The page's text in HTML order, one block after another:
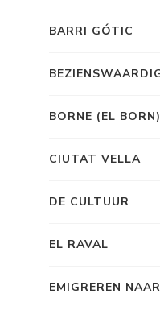
BARRI GÓTIC
BORNE (EL BORN)
CIUTAT VELLA
DE CULTUUR
EL RAVAL
EMIGREREN